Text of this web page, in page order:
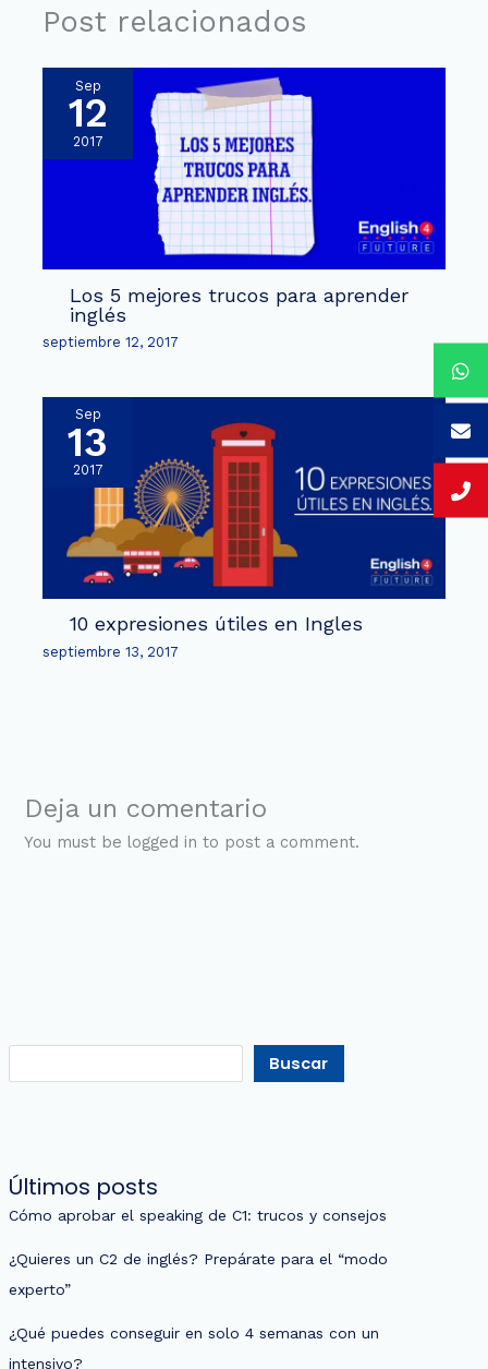
Post relacionados
Sep
12
2017
Los 5 mejores trucos para aprender
inglés
septiembre 12, 2017
Sep
13
2017
10 expresiones útiles en Ingles
septiembre 13, 2017
Deja un comentario
You must be logged in to post a comment.
Buscar
Últimos posts
Cómo aprobar el speaking de C1: trucos y consejos
¿Quieres un C2 de inglés? Prepárate para el “modo
experto”
¿Qué puedes conseguir en solo 4 semanas con un
intensivo?